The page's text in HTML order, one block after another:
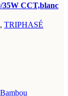
35W CCT,blanc
, TRIPHASÉ